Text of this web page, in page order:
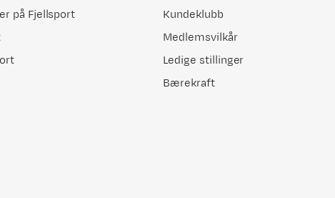
på Fjellsport
Kundeklubb
Medlemsvilkår
Ledige stillinger
Bærekraft